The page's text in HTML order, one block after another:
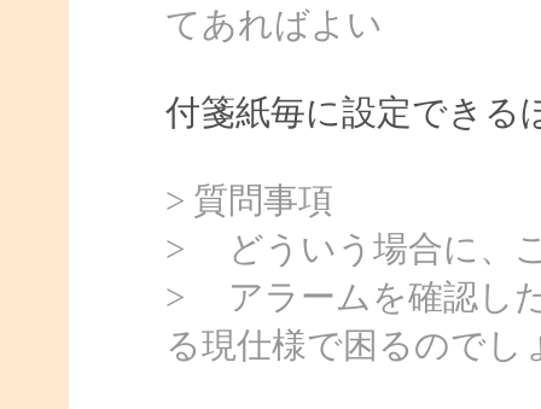
てあればよい
付箋紙毎に設定できる
> 質問事項
> どういう場合に、
> アラームを確認し
る現仕様で困るのでし